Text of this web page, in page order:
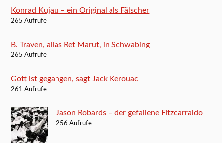
Konrad Kujau – ein Original als Fälscher
265 Aufrufe
B. Traven, alias Ret Marut, in Schwabing
265 Aufrufe
Gott ist gegangen, sagt Jack Kerouac
261 Aufrufe
Jason Robards – der gefallene Fitzcarraldo
256 Aufrufe